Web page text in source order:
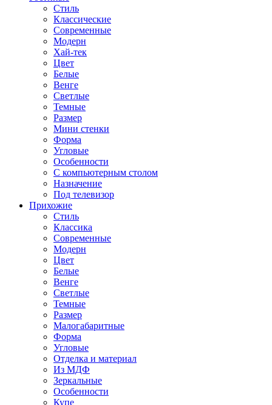
Стиль
Классические
Современные
Модерн
Хай-тек
Цвет
Белые
Венге
Светлые
Темные
Размер
Мини стенки
Форма
Угловые
Особенности
С компьютерным столом
Назначение
Под телевизор
Прихожие
Стиль
Классика
Современные
Модерн
Цвет
Белые
Венге
Светлые
Темные
Размер
Малогабаритные
Форма
Угловые
Отделка и материал
Из МДФ
Зеркальные
Особенности
Купе